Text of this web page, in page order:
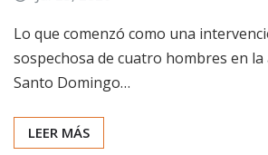
Lo que comenzó como una
sospechosa de cuatro hombres en la
Santo Domingo…
LEER MÁS